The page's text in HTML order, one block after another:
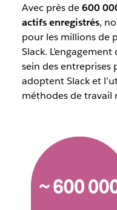
Avec près de600
actifs enregistrés,
pour les millions de
Slack.
sein des entreprises
adoptent Slack et
méthodes de travail